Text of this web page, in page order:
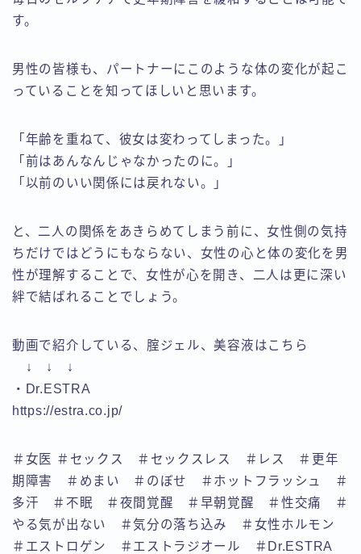
す。
男性の皆様も、パートナーにこのような体の変化が起こ
っていることを知ってほしいと思います。
「年齢を重ねて、彼女は変わってしまった。」
「前はあんなんじゃなかったのに。」
「以前のいい関係には戻れない。」
と、二人の関係をあきらめてしまう前に、女性側の気持
ちだけではどうにもならない、女性の心と体の変化を男
性が理解することで、女性が心を開き、二人は更に深い
絆で結ばれることでしょう。
動画で紹介している、腟ジェル、美容液はこちら
↓ ↓ ↓
・Dr.ESTRA
https://estra.co.jp/
＃女医 ＃セックス ＃セックスレス ＃レス ＃更年
期障害 ＃めまい ＃のぼせ ＃ホットフラッシュ ＃
多汗 ＃不眠 ＃夜間覚醒 ＃早朝覚醒 ＃性交痛 ＃
やる気が出ない ＃気分の落ち込み ＃女性ホルモン
＃エストロゲン ＃エストラジオール ＃Dr.ESTRA